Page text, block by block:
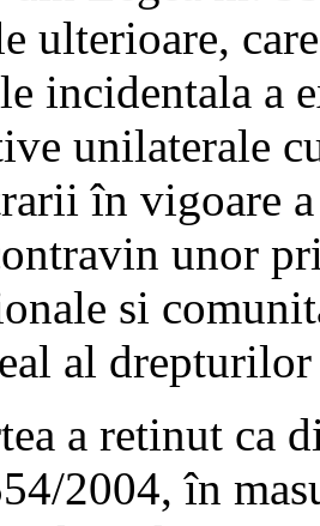
ulterioare,
incidentala a
unilaterale
în vigoare
unor
si
al
a retinut ca
2004, în